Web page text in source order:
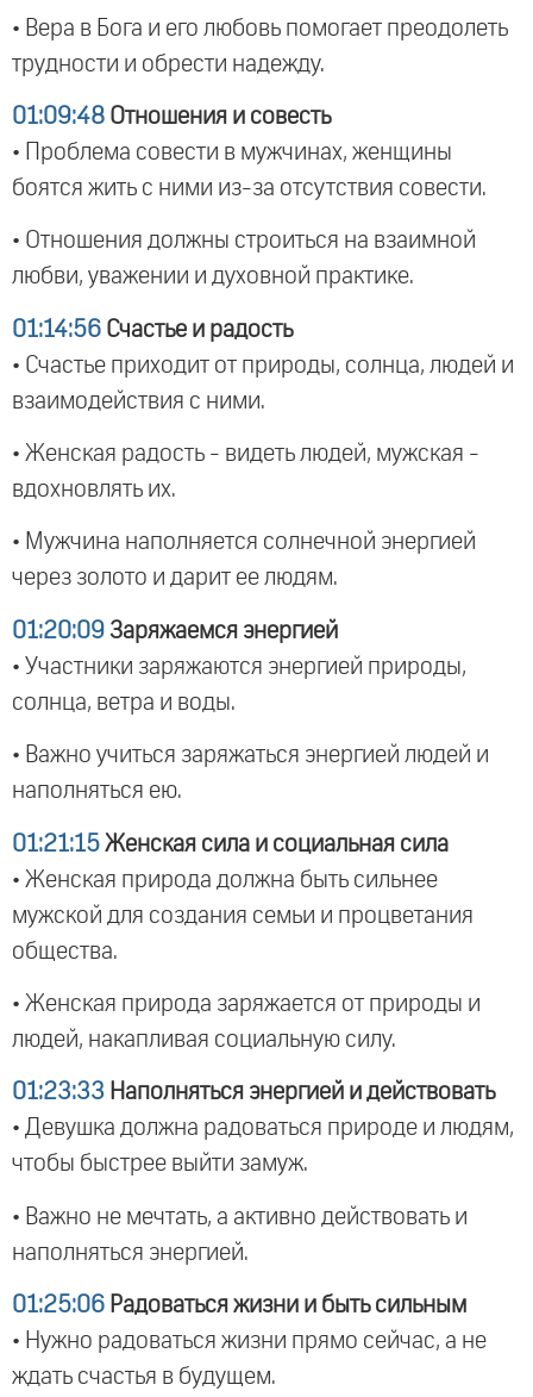
• Вера в Бога и его любовь помогает преодолеть
трудности и обрести надежду.
01:09:48 Отношения и совесть
• Проблема совести в мужчинах, женщины
боятся жить с ними из-за отсутствия совести.
• Отношения должны строиться на взаимной
любви, уважении и духовной практике.
01:14:56 Счастье и радость
• Счастье приходит от природы, солнца, людей и
взаимодействия с ними.
• Женская радость - видеть людей, мужская -
вдохновлять их.
• Мужчина наполняется солнечной энергией
через золото и дарит ее людям.
01:20:09 Заряжаемся энергией
• Участники заряжаются энергией природы,
солнца, ветра и воды.
• Важно учиться заряжаться энергией людей и
наполняться ею.
01:21:15 Женская сила и социальная сила
• Женская природа должна быть сильнее
мужской для создания семьи и процветания
общества.
• Женская природа заряжается от природы и
людей, накапливая социальную силу.
01:23:33 Наполняться энергией и действовать
• Девушка должна радоваться природе и людям,
чтобы быстрее выйти замуж.
• Важно не мечтать, а активно действовать и
наполняться энергией.
01:25:06 Радоваться жизни и быть сильным
• Нужно радоваться жизни прямо сейчас, а не
ждать счастья в будущем.